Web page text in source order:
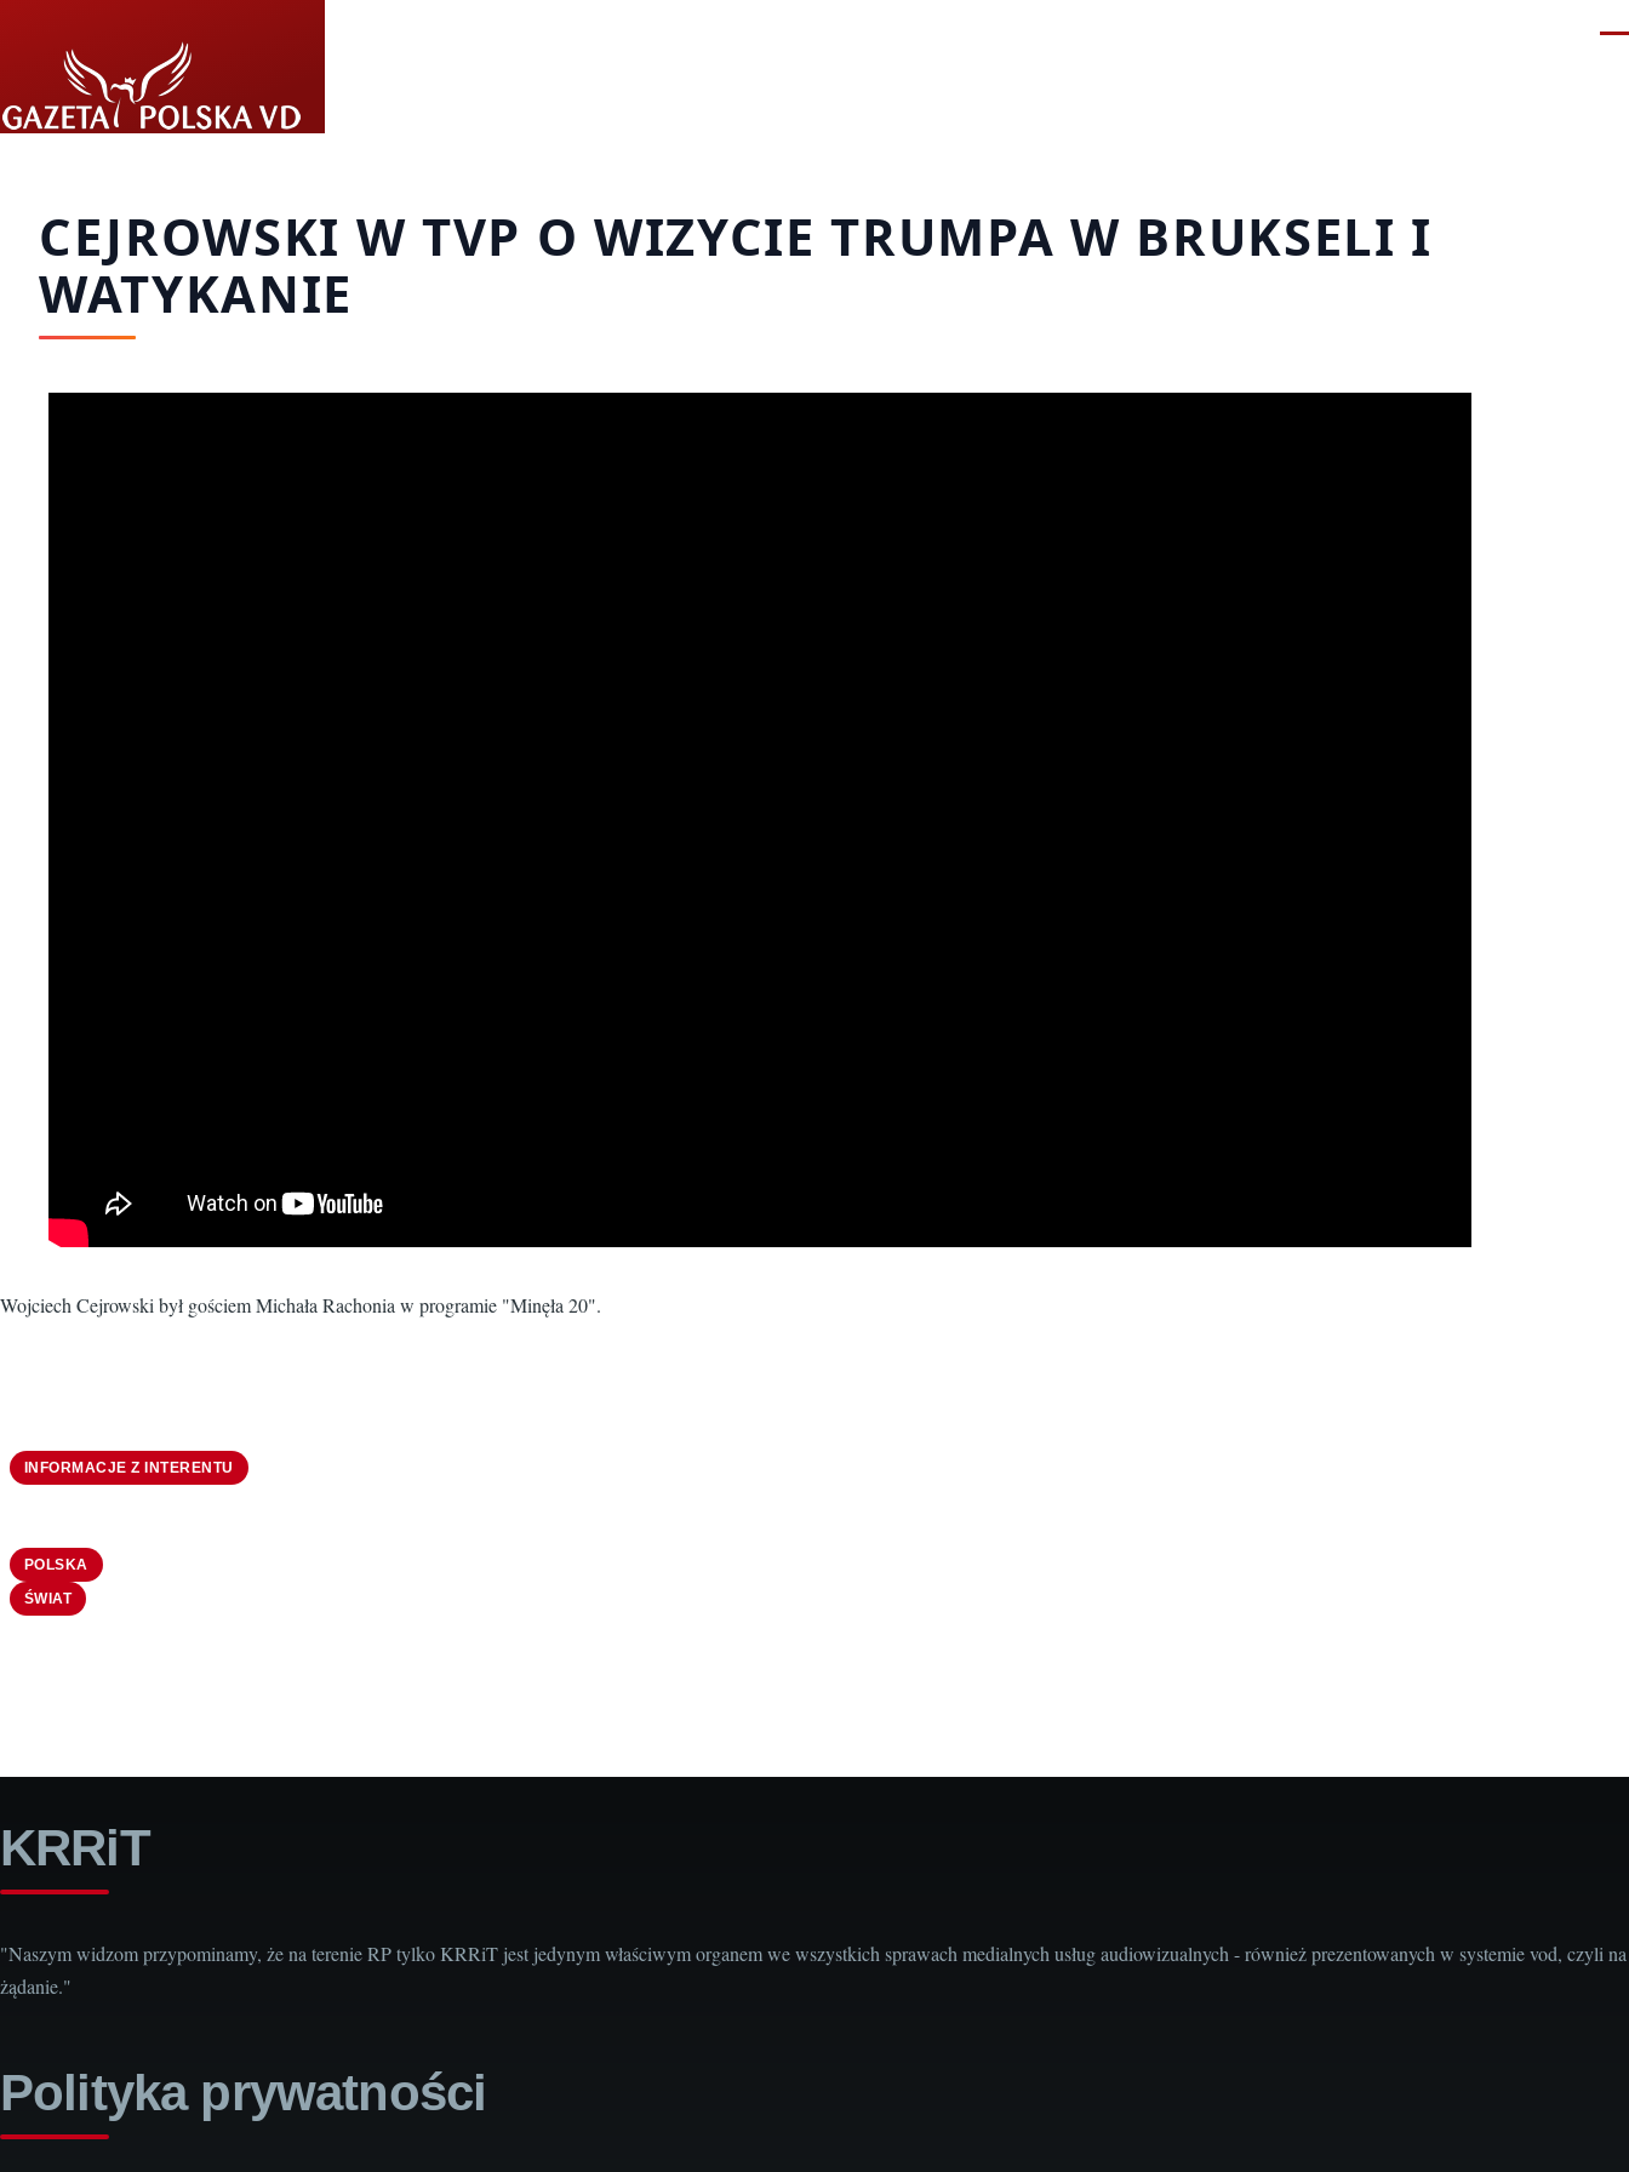
CEJROWSKI W TVP O WIZYCIE TRUMPA W BRUKSELI I
WATYKANIE
Wojciech Cejrowski był gościem Michała Rachonia w programie "Minęła 20".
INFORMACJE Z INTERENTU
POLSKA
ŚWIAT
KRRiT
"Naszym widzom przypominamy, że na terenie RP tylko KRRiT jest jedynym właściwym organem we wszystkich sprawach medialnych usług audiowizualnych - również prezentowanych w systemie vod, czyli na
żądanie."
Polityka prywatności